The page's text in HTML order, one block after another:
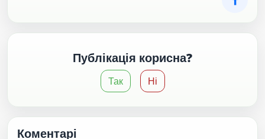
Публікація корисна?
Так Ні
Коментарі